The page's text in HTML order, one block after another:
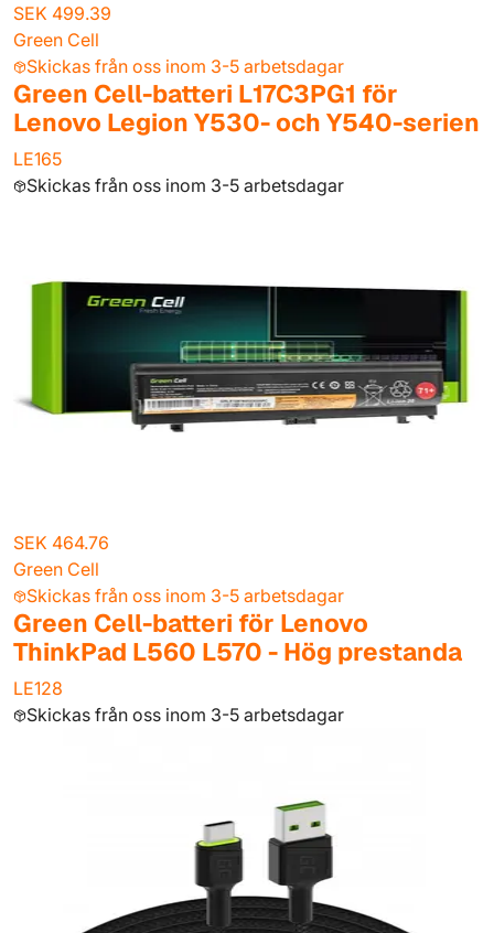
SEK 499.39
Green Cell
Skickas från oss inom 3-5 arbetsdagar
Green Cell-batteri L17C3PG1 för
Lenovo Legion Y530- och Y540-serien
LE165
Skickas från oss inom 3-5 arbetsdagar
SEK 464.76
Green Cell
Skickas från oss inom 3-5 arbetsdagar
Green Cell-batteri för Lenovo
ThinkPad L560 L570 - Hög prestanda
LE128
Skickas från oss inom 3-5 arbetsdagar